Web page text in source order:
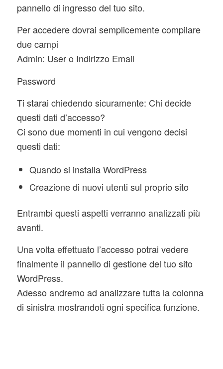
pannello di ingresso del tuo sito.
Per accedere dovrai semplicemente compilare
due campi
Admin: User o Indirizzo Email
Password
Ti starai chiedendo sicuramente: Chi decide
questi dati d’accesso?
Ci sono due momenti in cui vengono decisi
questi dati:
Quando si installa WordPress
Creazione di nuovi utenti sul proprio sito
Entrambi questi aspetti verranno analizzati più
avanti.
Una volta effettuato l’accesso potrai vedere
finalmente il pannello di gestione del tuo sito
WordPress.
Adesso andremo ad analizzare tutta la colonna
di sinistra mostrandoti ogni specifica funzione.